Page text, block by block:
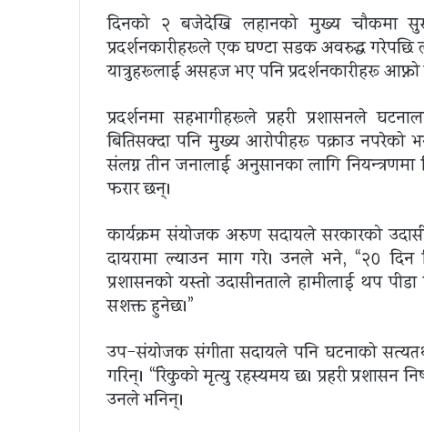
दिनको २ बजेदेखि लहानको मुख्य चौकमा सुरु
प्रदर्शनकारीहरूले एक घण्टा सडक अवरुद्ध गरेपछि
यात्रुहरूलाई असहज भए पनि प्रदर्शनकारीहरू
प्रदर्शनमा सहभागीहरूले प्रहरी प्रशासनले
बितिसक्दा पनि मुख्य आरोपीहरू पक्राउ नपरेको
संलग्न तीन जनालाई अनुसन्धानका लागि
फरार छन्।
कार्यक्रम संयोजक अरुण सदायले सरकारको
दायरामा ल्याउन माग गरे। उनले भने, “२०
प्रशासनको यस्तो उदासीनताले हामीलाई थप
सशक्त हुनेछ।”
उप-संयोजक संगीता सदायले पनि घटनाको
गरिन्। “रिंकुको मृत्यु रहस्यमय छ। प्रहरी प्रशासन
उनले भनिन्।